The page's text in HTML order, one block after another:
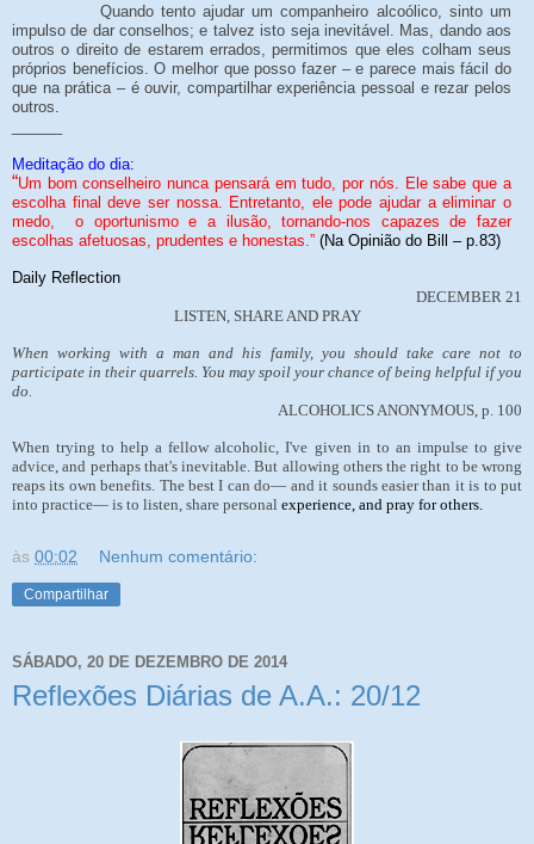
Quando tento ajudar um companheiro alcoólico, sinto um
impulso de dar conselhos; e talvez isto seja inevitável. Mas, dando aos
outros o direito de estarem errados, permitimos que eles colham seus
próprios benefícios. O melhor que posso fazer – e parece mais fácil do
que na prática – é ouvir, compartilhar experiência pessoal e rezar pelos
outros.
Meditação do dia:
“Um bom conselheiro nunca pensará em tudo, por nós. Ele sabe que a
escolha final deve ser nossa. Entretanto, ele pode ajudar a eliminar o
medo, o oportunismo e a ilusão, tornando-nos capazes de fazer
escolhas afetuosas, prudentes e honestas.” (Na Opinião do Bill – p.83)
Daily Reflection
DECEMBER 21
LISTEN, SHARE AND PRAY
When working with a man and his family, you should take care not to
participate in their quarrels. You may spoil your chance of being helpful if you
do.
ALCOHOLICS ANONYMOUS, p. 100
When trying to help a fellow alcoholic, I've given in to an impulse to give
advice, and perhaps that's inevitable. But allowing others the right to be wrong
reaps its own benefits. The best I can do— and it sounds easier than it is to put
into practice— is to listen, share personal experience, and pray for others.
às 00:02 Nenhum comentário:
Compartilhar
SÁBADO, 20 DE DEZEMBRO DE 2014
Reflexões Diárias de A.A.: 20/12